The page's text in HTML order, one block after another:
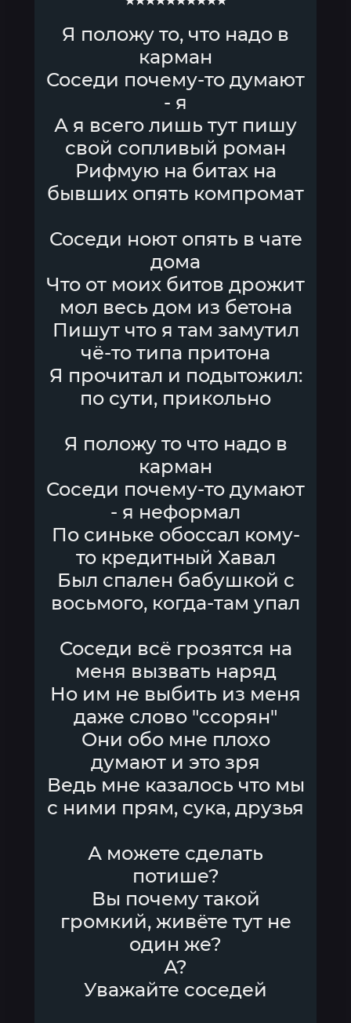
Я положу то, что надо в
карман
Соседи почему-то думают
- я
А я всего лишь тут пишу
свой сопливый роман
Рифмую на битах на
бывших опять компромат
Соседи ноют опять в чате
дома
Что от моих битов дрожит
мол весь дом из бетона
Пишут что я там замутил
чё-то типа притона
Я прочитал и подытожил:
по сути, прикольно
Я положу то что надо в
карман
Соседи почему-то думают
- я неформал
По синьке обоссал кому-
то кредитный Хавал
Был спален бабушкой с
восьмого, когда-там упал
Соседи всё грозятся на
меня вызвать наряд
Но им не выбить из меня
даже слово "ссорян"
Они обо мне плохо
думают и это зря
Ведь мне казалось что мы
с ними прям, сука, друзья
А можете сделать
потише?
Вы почему такой
громкий, живёте тут не
один же?
А?
Уважайте соседей